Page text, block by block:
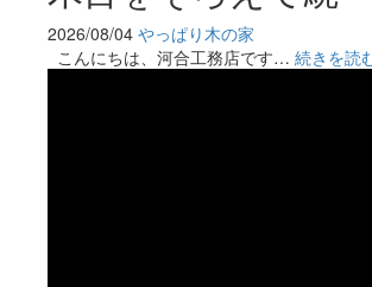
2026/08/04 やっぱり木の家
こんにちは、河合工務店です… 続きを読